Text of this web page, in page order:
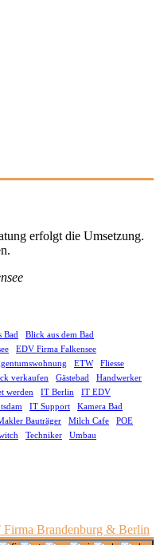
erfolgt die Umsetzung.
Bad
Blick aus dem Bad
EDV Firma Falkensee
ETW
Fliesse
verkaufen Gästebad
Handwerker
werden IT Berlin
IT EDV
IT Support
Kamera Bad
Bauträger Milch Cafe
POE
Techniker Umbau
Firma Brandenburg & Berlin